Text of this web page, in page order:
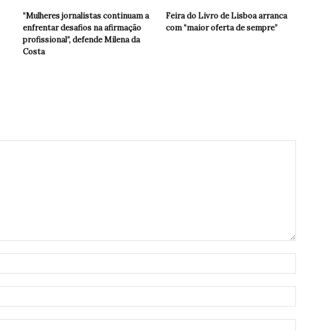
“Mulheres jornalistas continuam a
enfrentar desafios na afirmação
profissional”, defende Milena da
Costa
Feira do Livro de Lisboa arranca
com “maior oferta de sempre”